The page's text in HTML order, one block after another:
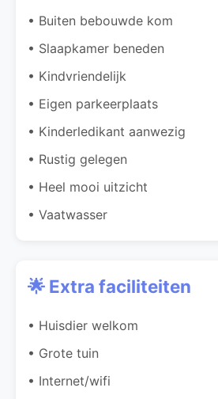
• Buiten bebouwde kom
• Slaapkamer beneden
• Kindvriendelijk
• Eigen parkeerplaats
• Kinderledikant aanwezig
• Rustig gelegen
• Heel mooi uitzicht
• Vaatwasser
🌟 Extra faciliteiten
• Huisdier welkom
• Grote tuin
• Internet/wifi